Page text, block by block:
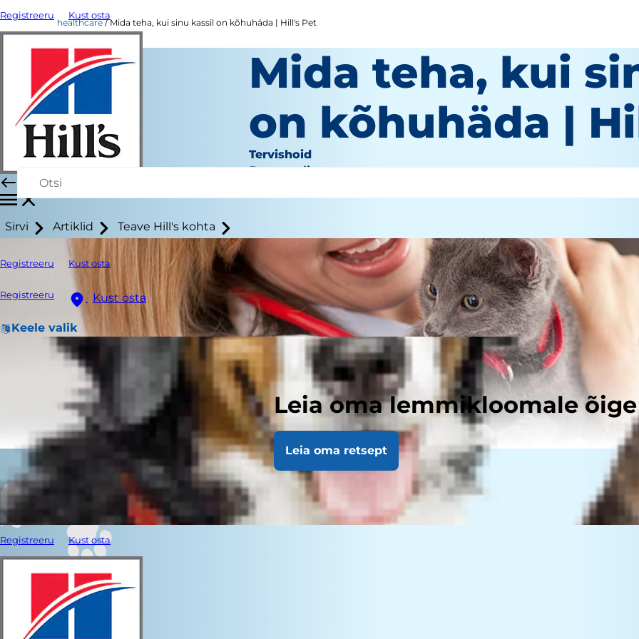
Registreeru Kust osta
Sirvi Artiklid Teave Hill's kohta
Registreeru Kust osta
Registreeru Kust osta
Keele valik
Leia oma lemmikloomale
Leia oma retsept
Registreeru Kust osta
healthcare Mida teha, kui sinu kassil on kõhuhäda | Hill's Pet
Mida teha, kui
on kõhuhäda |
Tervishoid
Personali autor